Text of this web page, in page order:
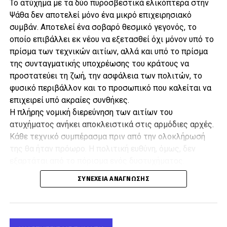
Γιάφκες, πλαστές ταυτότητες
και παρακολουθήσεις
Οι τουρκικές υπηρεσίες υποστηρίζουν ότι ο Καρατεπέ
χρησιμοποιούσε πλαστές ταυτότητες και τηλεφωνικές συνδέσεις που
είχαν εκδοθεί στο όνομα άλλων προσώπων, προκειμένου να
αποφεύγει τον εντοπισμό του.
Παράλληλα, οι αστυνομικές υπηρεσίες έθεσαν υπό διακριτική
Όταν ο καταζητούμενος μετακινήθηκε σε τρίτη κρυψώνα, δόθηκε η
εντολή για την τελική επιχείρηση σύλληψης.
Η νυχτερινή επιχείρηση
Το ατύχημα με τα δύο πυροσβεστικά ελικόπτερα στην
Ψάθα δεν αποτελεί μόνο ένα μικρό επιχειρησιακό
συμβάν. Αποτελεί ένα σοβαρό θεσμικό γεγονός, το
οποίο επιβάλλει εκ νέου να εξετασθεί όχι μόνον υπό το
πρίσμα των τεχνικών αιτίων, αλλά και υπό το πρίσμα
της συνταγματικής υποχρέωσης του κράτους να
προστατεύει τη ζωή, την ασφάλεια των πολιτών, το
φυσικό περιβάλλον και το προσωπικό που καλείται να
επιχειρεί υπό ακραίες συνθήκες.
Η πλήρης νομική διερεύνηση των αιτίων του
ατυχήματος ανήκει αποκλειστικά στις αρμόδιες αρχές.
Κάθε τεχνικό συμπέρασμα πριν από την ολοκλήρωσή
Κρίνεται από τον βαθμό προετοιμασίας, τον
στρατηγικό σχεδιασμό και την επάρκεια της Πολιτείας
ΣΥΝΈΧΕΙΑ ΑΝΆΓΝΩΣΗΣ